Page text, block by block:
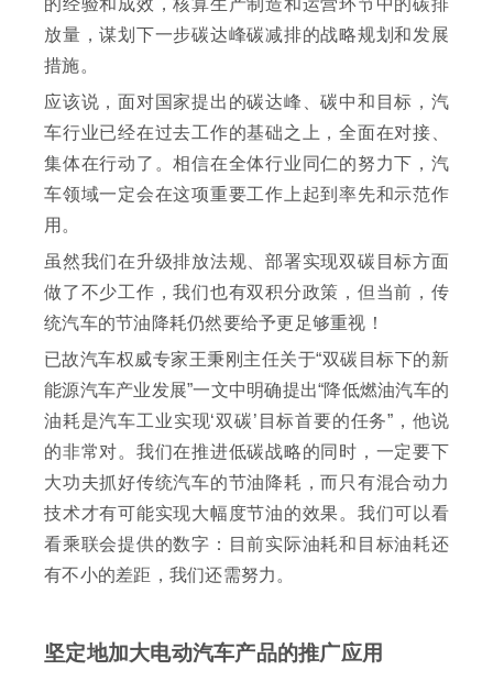
放量，谋划下一步碳达峰碳减排的战略规划和发展
措施。
应该说，面对国家提出的碳达峰、碳中和目标，汽
车行业已经在过去工作的基础之上，全面在对接、
集体在行动了。相信在全体行业同仁的努力下，汽
车领域一定会在这项重要工作上起到率先和示范作
用。
虽然我们在升级排放法规、部署实现双碳目标方面
做了不少工作，我们也有双积分政策，但当前，传
统汽车的节油降耗仍然要给予更足够重视！
已故汽车权威专家王秉刚主任关于“双碳目标下的新
能源汽车产业发展”一文中明确提出“降低燃油汽车的
油耗是汽车工业实现‘双碳’目标首要的任务”，他说
的非常对。我们在推进低碳战略的同时，一定要下
大功夫抓好传统汽车的节油降耗，而只有混合动力
技术才有可能实现大幅度节油的效果。我们可以看
看乘联会提供的数字：目前实际油耗和目标油耗还
有不小的差距，我们还需努力。
坚定地加大电动汽车产品的推广应用